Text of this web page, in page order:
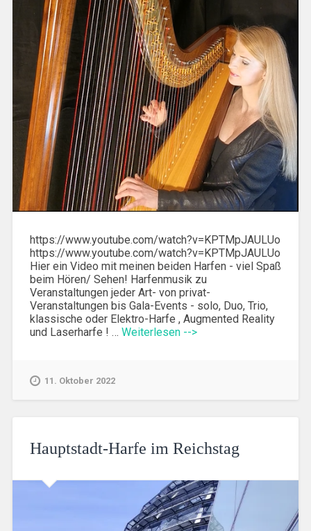
https://www.youtube.com/watch?v=KPTMpJAULUo
https://www.youtube.com/watch?v=KPTMpJAULUo
Hier ein Video mit meinen beiden Harfen - viel Spaß
beim Hören/ Sehen! Harfenmusik zu
Veranstaltungen jeder Art- von privat-
Veranstaltungen bis Gala-Events - solo, Duo, Trio,
klassische oder Elektro-Harfe , Augmented Reality
und Laserharfe ! … Weiterlesen -->
11. Oktober 2022
Hauptstadt-Harfe im Reichstag